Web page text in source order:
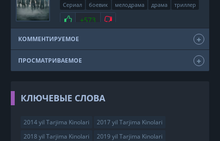
Сериал боевик мелодрама драма
триллер
фэнтези
США 2011
Нравится
+573 Не нравится
КОММЕНТИРУЕМОЕ
ПРОСМАТРИВАЕМОЕ
КЛЮЧЕВЫЕ СЛОВА
2014 yil Tarjima Kinolari
2017 yil Tarjima Kinolari
2018 yil Tarjima Kinolari
2019 yil Tarjima Kinolari